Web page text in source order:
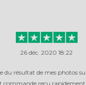
26 déc. 2020 18:22
du résultat de mes photos
commande reçu